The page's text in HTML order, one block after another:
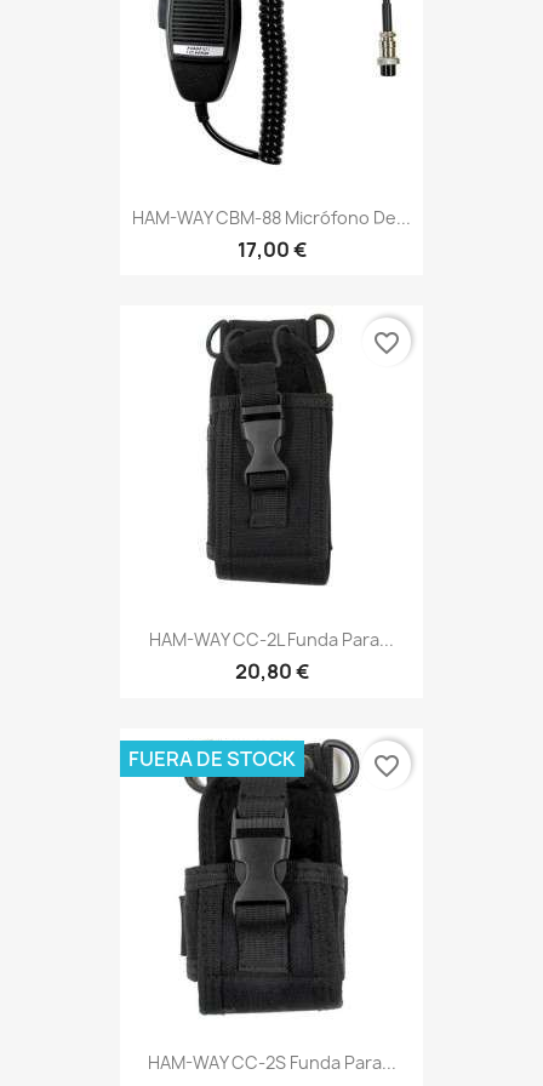
HAM-WAY CBM-88 Micrófono De...
17,00 €
HAM-WAY CC-2L Funda Para...
20,80 €
favorite_border
HAM-WAY CC-2S Funda Para...
FUERA DE STOCK favorite_border